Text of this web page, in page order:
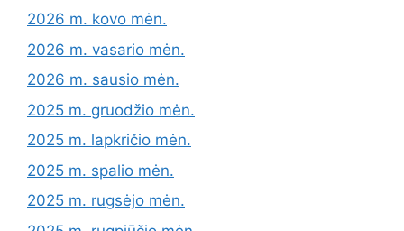
2026 m. kovo mėn.
2026 m. vasario mėn.
2026 m. sausio mėn.
2025 m. gruodžio mėn.
2025 m. lapkričio mėn.
2025 m. spalio mėn.
2025 m. rugsėjo mėn.